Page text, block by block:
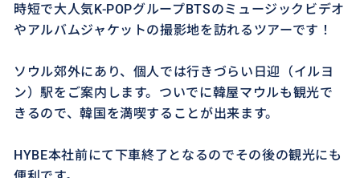
時短で大人気K-POPグループBTSのミュージックビデオ
やアルバムジャケットの撮影地を訪れるツアーです！
ソウル郊外にあり、個人では行きづらい日迎（イルヨ
ン）駅をご案内します。ついでに韓屋マウルも観光で
きるので、韓国を満喫することが出来ます。
HYBE本社前にて下車終了となるのでその後の観光にも